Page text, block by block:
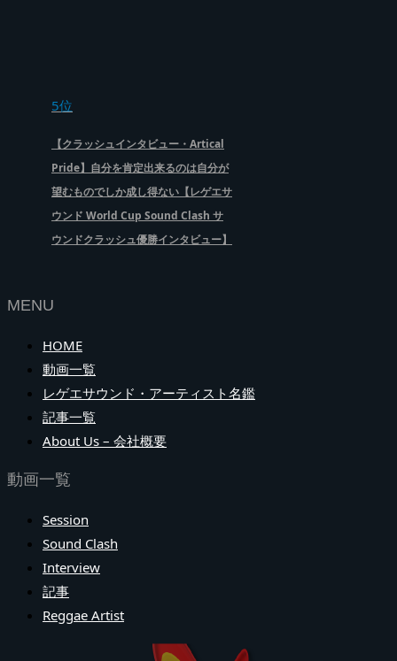
5位
【クラッシュインタビュー・Artical
Pride】自分を肯定出来るのは自分が
望むものでしか成し得ない【レゲエサ
ウンド World Cup Sound Clash サ
ウンドクラッシュ優勝インタビュー】
MENU
HOME
動画一覧
レゲエサウンド・アーティスト名鑑
記事一覧
About Us – 会社概要
動画一覧
Session
Sound Clash
Interview
記事
Reggae Artist